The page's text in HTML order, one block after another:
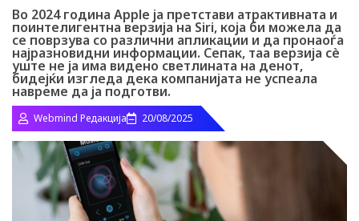
i
k
t
o
k
Во 2024 година Apple ја претстави атрактивната и
поинтелигентна верзија на Siri, која би можела да
се поврзува со различни апликации и да пронаоѓа
најразновидни информации. Сепак, таа верзија сè
уште не ја има видено светлината на денот,
бидејќи изгледа дека компанијата не успеала
навреме да ја подготви.
Webmind Редакција 20/08/2025